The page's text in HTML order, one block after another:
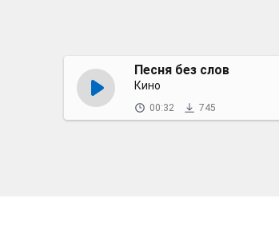
Песня без слов
Кино
00:32 745